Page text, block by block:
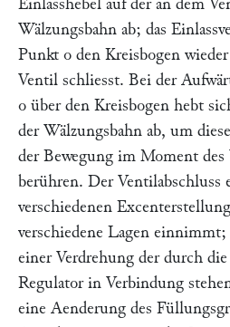
Einlasshebel auf der an dem
Wälzungsbahn ab; das
Punkt o den Kreisbogen
Ventil schliesst. Bei der
o über den Kreisbogen hebt
der Wälzungsbahn ab, um
der Bewegung im Moment des
berühren. Der Ventilabschluss
verschiedenen
verschiedene Lagen
einer Verdrehung der durch
Regulator in Verbindung
eine Aenderung des